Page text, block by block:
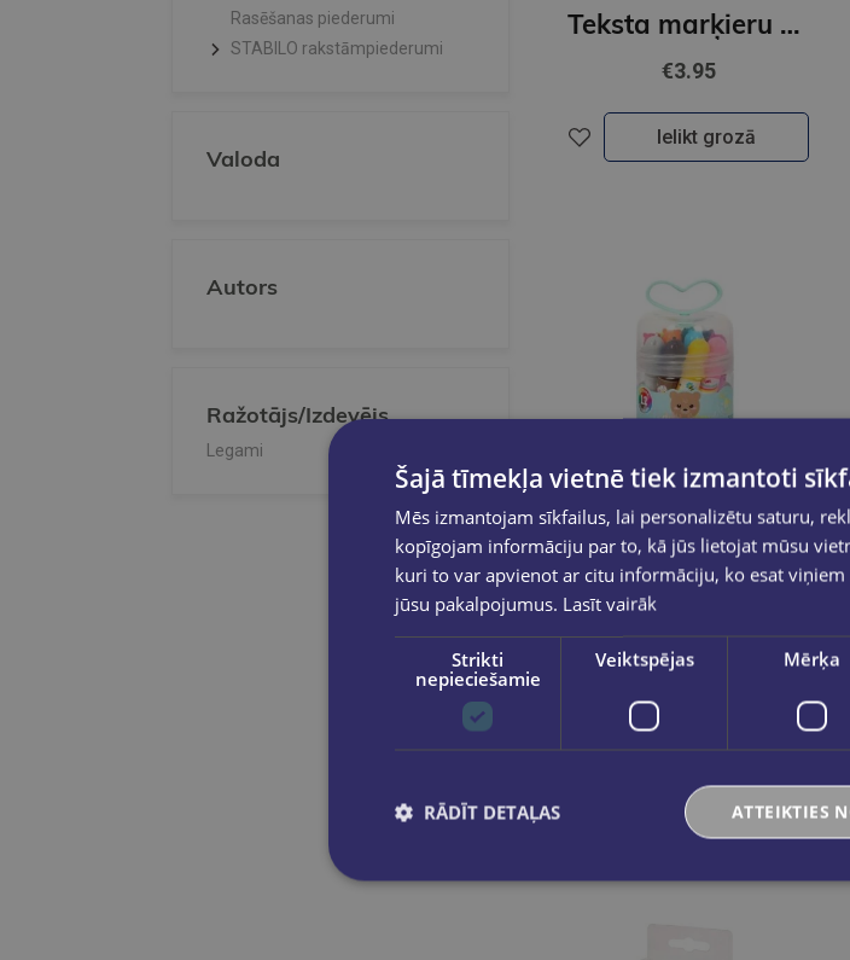
Rasēšanas piederumi
STABILO rakstāmpiederumi
Valoda
Autors
Ražotājs/Izdevējs
Legami
Teksta marķieru komplekts - Teddy's Superpower, 6 gab
€3.95
Ielikt grozā
Teksta marķieru komplekts 12 gab, TEDDY FRIENDS
Šajā tīmekļa vietnē tiek izmantoti
Mēs izmantojam sīkfailus, lai personalizētu saturu,
kopīgojam informāciju par to, kā jūs lietojat mūsu
kuri to var apvienot ar citu informāciju, ko esat
jūsu pakalpojumus. Lasīt vairāk
Strikti
nepieciešamie
Veiktspējas Mērķa
ATTEIKTIES
RĀDĪT DETAĻAS